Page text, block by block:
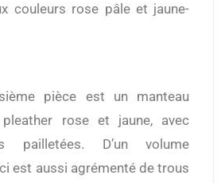
couleurs rose pâle et jaune-
rose et jaune, avec
pailletées. D’un volume
est aussi agrémenté de trous